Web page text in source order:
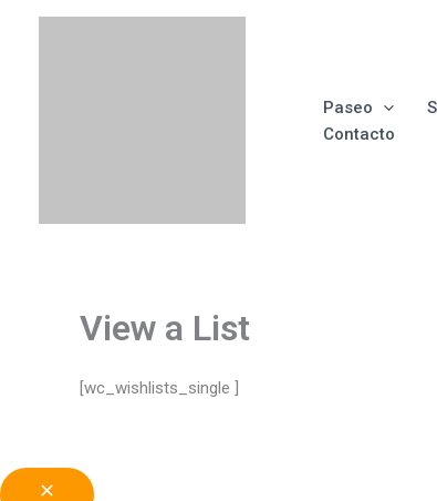
Paseo
Contacto
View a List
[wc_wishlists_single ]